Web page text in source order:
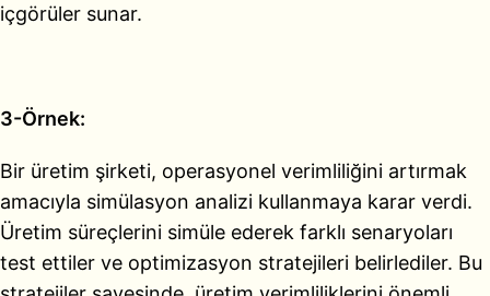
içgörüler sunar.
3-Örnek:
Bir üretim şirketi, operasyonel verimliliğini artırmak
amacıyla simülasyon analizi kullanmaya karar verdi.
Üretim süreçlerini simüle ederek farklı senaryoları
test ettiler ve optimizasyon stratejileri belirlediler. Bu